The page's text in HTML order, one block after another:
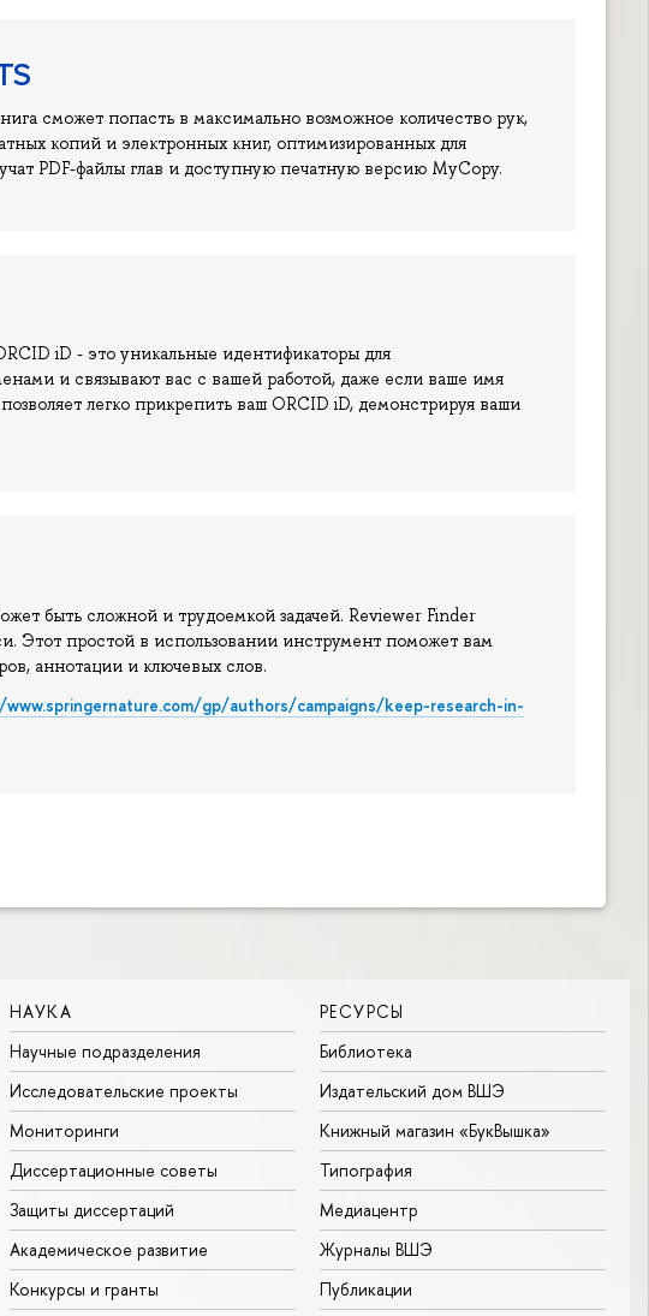
сможет попасть в максимально возможное количество рук,
копий и электронных книг, оптимизированных для
PDF-файлы глав и доступную печатную версию MyCopy.
iD - это уникальные идентификаторы для
и связывают вас с вашей работой, даже если ваше имя
легко прикрепить ваш ORCID iD, демонстрируя ваши
быть сложной и трудоемкой задачей. Reviewer Finder
Этот простой в использовании инструмент поможет вам
авторов, аннотации и ключевых слов.
gp/authors/campaigns/keep-research-in-
НАУКА
Научные подразделения
Исследовательские проекты
Мониторинги
Диссертационные советы
Защиты диссертаций
Академическое развитие
Конкурсы и гранты
РЕСУРСЫ
Библиотека
Издательский дом ВШЭ
Книжный магазин «БукВышка»
Типография
Медиацентр
Журналы ВШЭ
Публикации